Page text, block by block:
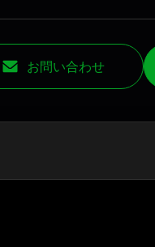
お問い合わせ